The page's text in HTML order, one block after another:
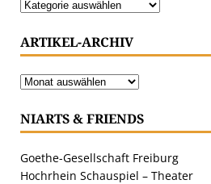
ARTIKEL-ARCHIV
NIARTS & FRIENDS
Goethe-Gesellschaft Freiburg
Hochrhein Schauspiel – Theater